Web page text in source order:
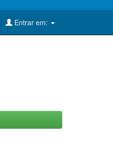
Entrar em: